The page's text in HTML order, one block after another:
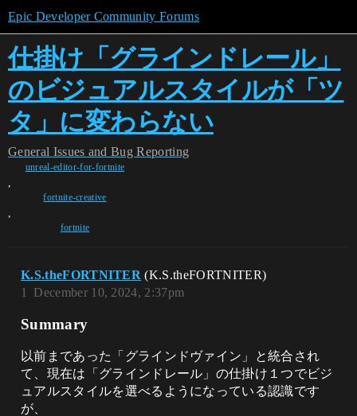
Epic Developer Community Forums
仕掛け「グラインドレール」
のビジュアルスタイルが「ツ
タ」に変わらない
General Issues and Bug Reporting
unreal-editor-for-fortnite
,
fortnite-creative
,
fortnite
K.S.theFORTNITER (K.S.theFORTNITER)
December 10, 2024, 2:37pm
1
Summary
以前まであった「グラインドヴァイン」と統合され
て、現在は「グラインドレール」の仕掛け１つでビジ
ュアルスタイルを選べるようになっている認識です
が、